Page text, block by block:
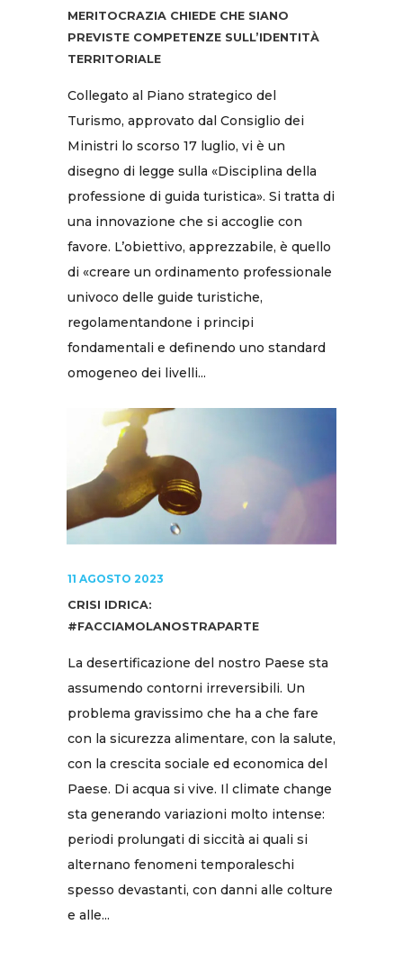
MERITOCRAZIA CHIEDE CHE SIANO
PREVISTE COMPETENZE SULL’IDENTITÀ
TERRITORIALE
Collegato al Piano strategico del
Turismo, approvato dal Consiglio dei
Ministri lo scorso 17 luglio, vi è un
disegno di legge sulla «Disciplina della
professione di guida turistica». Si tratta di
una innovazione che si accoglie con
favore. L’obiettivo, apprezzabile, è quello
di «creare un ordinamento professionale
univoco delle guide turistiche,
regolamentandone i principi
fondamentali e definendo uno standard
omogeneo dei livelli...
11 AGOSTO 2023
CRISI IDRICA:
#FACCIAMOLANOSTRAPARTE
La desertificazione del nostro Paese sta
assumendo contorni irreversibili. Un
problema gravissimo che ha a che fare
con la sicurezza alimentare, con la salute,
con la crescita sociale ed economica del
Paese. Di acqua si vive. Il climate change
sta generando variazioni molto intense:
periodi prolungati di siccità ai quali si
alternano fenomeni temporaleschi
spesso devastanti, con danni alle colture
e alle...